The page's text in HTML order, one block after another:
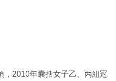
，2010年囊括女子乙、丙組冠